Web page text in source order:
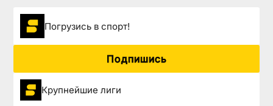
Погрузиcь в спорт!
Подпишись
Крупнейшие лиги